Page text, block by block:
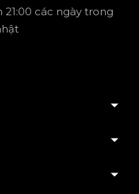
21:00 các ngày trong